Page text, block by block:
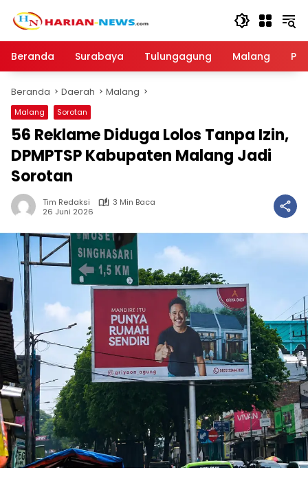
Beranda
Surabaya Tulungagung Malang
Beranda Daerah Malang
Malang Sorotan
56 Reklame Diduga Lolos Tanpa Izin,
DPMPTSP Kabupaten Malang Jadi
Sorotan
Tim Redaksi
3 Min Baca
26 Juni 2026